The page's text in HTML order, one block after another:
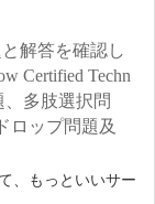
解答を確認し
Certified Techn
多肢選択問
ロップ問題及
、もっといいサー